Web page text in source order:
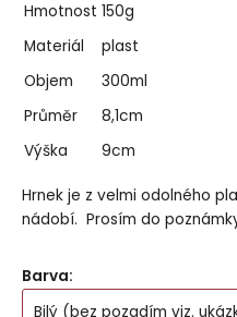
Hmotnost 150g
Materiál
plast
Objem
300ml
Průměr
8,1cm
Výška
9cm
Hrnek je z velmi odolného
nádobí. Prosím do
Barva:
Bilý (bez pozadím viz.